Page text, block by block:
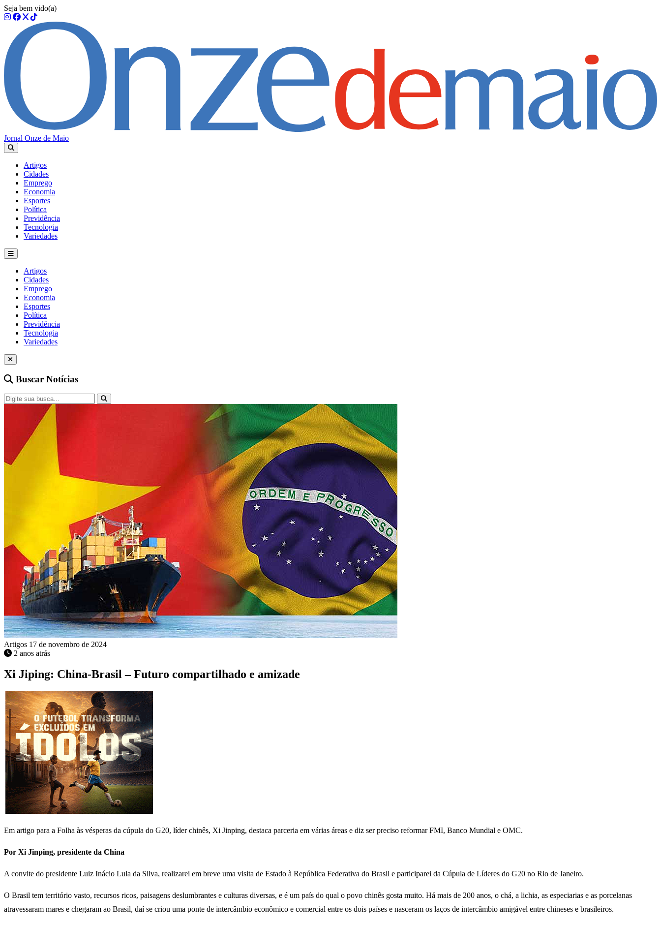
Seja bem vido(a)
Jornal Onze de Maio
Artigos
Cidades
Emprego
Economia
Esportes
Política
Previdência
Tecnologia
Variedades
Artigos
Cidades
Emprego
Economia
Esportes
Política
Previdência
Tecnologia
Variedades
Buscar Notícias
Artigos 17 de novembro de 2024
2 anos atrás
Xi Jiping: China-Brasil – Futuro compartilhado e amizade
Em artigo para a Folha às vésperas da cúpula do G20, líder chinês, Xi Jinping, destaca parceria em várias áreas e diz ser preciso reformar FMI, Banco Mundial e OMC.
Por Xi Jinping, presidente da China
A convite do presidente Luiz Inácio Lula da Silva, realizarei em breve uma visita de Estado à República Federativa do Brasil e participarei da Cúpula de Líderes do G20 no Rio de Janeiro.
O Brasil tem território vasto, recursos ricos, paisagens deslumbrantes e culturas diversas, e é um país do qual o povo chinês gosta muito. Há mais de 200 anos, o chá, a lichia, as especiarias e as porcelanas
atravessaram mares e chegaram ao Brasil, daí se criou uma ponte de intercâmbio econômico e comercial entre os dois países e nasceram os laços de intercâmbio amigável entre chineses e brasileiros.